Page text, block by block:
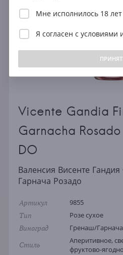
Vicente Gandia
Garnacha
DO
Валенсия Висенте
Гарнача Розадо
Артикул 9855
Тип Розе сухое
Виноград Гренаш/Гарнача
Стиль
Аперитивное,
фруктово-
Мне исполнилось 18 лет
Я согласен с условиями